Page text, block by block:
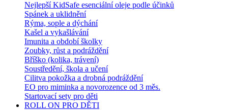
Nejlepší KidSafe esenciální oleje podle účinků
Spánek a uklidnění
Rýma, sople a dýchání
Kašel a vykašlávání
Imunita a období školky
Zoubky, růst a podráždění
Bříško (kolika, trávení)
Soustředění, škola a učení
Cilitva pokožka a drobná podráždění
EO pro miminka a novorozence od 3 měs.
Startovací sety pro děti
ROLL ON PRO DĚTI